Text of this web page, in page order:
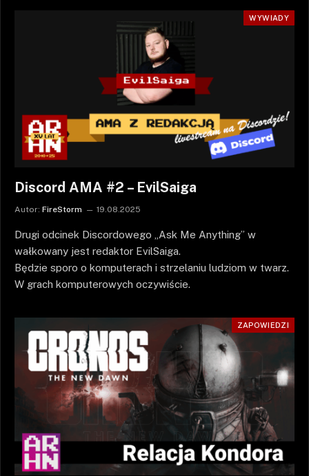
WYWIADY
Discord AMA #2 – EvilSaiga
Autor: FireStorm 19.08.2025
Drugi odcinek Discordowego „Ask Me Anything” w
wałkowany jest redaktor EvilSaiga.
Będzie sporo o komputerach i strzelaniu ludziom w twarz.
W grach komputerowych oczywiście.
ZAPOWIEDZI